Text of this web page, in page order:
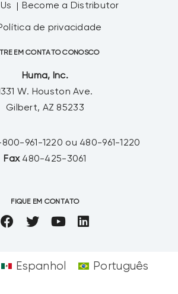
Become a Distributor
de privacidade
EM CONTATO CONOSCO
Huma, Inc.
W. Houston Ave.
Gilbert, AZ 85233
800-961-1220 ou 480-961-1220
Fax 480-425-3061
FIQUE EM CONTATO
Espanhol Português